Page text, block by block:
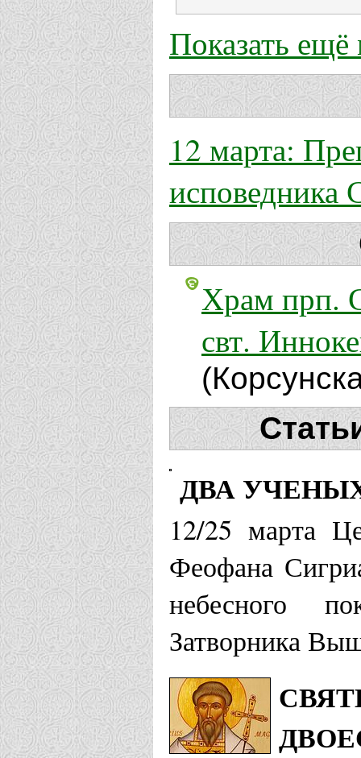
Показать
12 марта:
исповедника
Храм прп.
свт.
ДВА
12/25 марта
Феофана
небесного
Затворника